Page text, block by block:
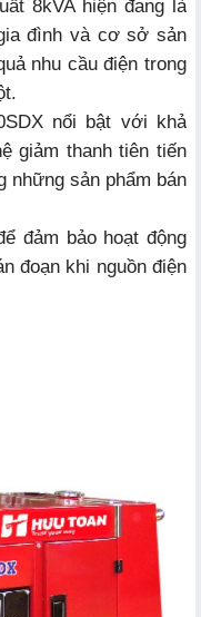
8kVA hiện đang là
đình và cơ sở sản
nhu cầu điện trong
nổi bật với khả
giảm thanh tiên tiến
những sản phẩm bán
đảm bảo hoạt động
đoạn khi nguồn điện